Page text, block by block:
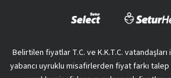
Belirtilen fiyatlar T.C. ve K.K.T.C.
yabancı uyruklu misafirlerden fiyat farkı